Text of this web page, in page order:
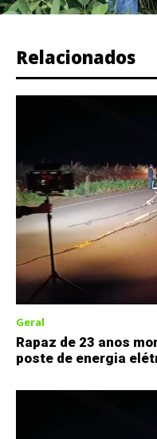
Relacionados
Geral
Rapaz de 23 anos
poste de energia